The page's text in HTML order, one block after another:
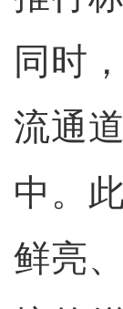
同时
流通
中。
鲜亮